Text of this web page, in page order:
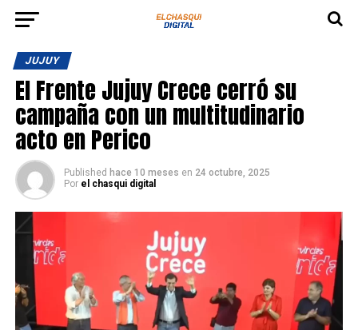
JUJUY
El Frente Jujuy Crece cerró su
campaña con un multitudinario
acto en Perico
Published hace 10 meses en 24 octubre, 2025
Por el chasqui digital